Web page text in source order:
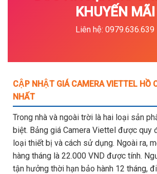
KHUYẾN MÃI
Liên hệ: 0979.636.639
CẬP NHẬT GIÁ CAMERA VIETTEL HỒ
NHẤT
Trong nhà và ngoài trời là hai loại sản
biệt. Bảng giá Camera Viettel được quy
loại thiết bị và cách sử dụng. Ngoài ra,
hàng tháng là 22.000 VND được tính.
tận hưởng thời hạn bảo hành 12 tháng,